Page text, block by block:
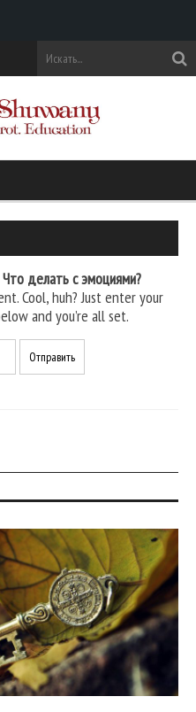
Что делать с эмоциями?
Cool, huh? Just enter your
and you’re all set.